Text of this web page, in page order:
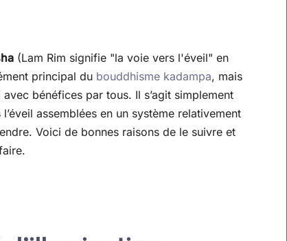
(Lam Rim signifie "la voie vers l'éveil" en
principal du bouddhisme kadampa, mais
bénéfices par tous. Il s’agit simplement
assemblées en un système relativement
Voici de bonnes raisons de le suivre et